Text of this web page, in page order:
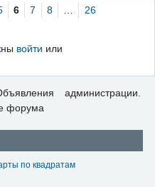
6 7 8 …
26
войти или
администрации.
форума
по квадратам